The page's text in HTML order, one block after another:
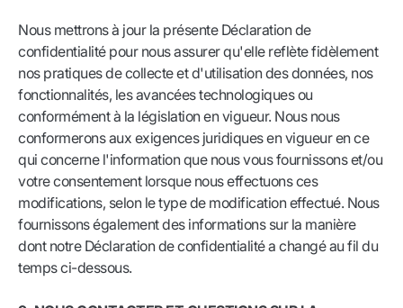
Nous mettrons à jour la présente Déclaration de
confidentialité pour nous assurer qu'elle reflète fidèlement
nos pratiques de collecte et d'utilisation des données, nos
fonctionnalités, les avancées technologiques ou
conformément à la législation en vigueur. Nous nous
conformerons aux exigences juridiques en vigueur en ce
qui concerne l'information que nous vous fournissons et/ou
votre consentement lorsque nous effectuons ces
modifications, selon le type de modification effectué. Nous
fournissons également des informations sur la manière
dont notre Déclaration de confidentialité a changé au fil du
temps ci-dessous.